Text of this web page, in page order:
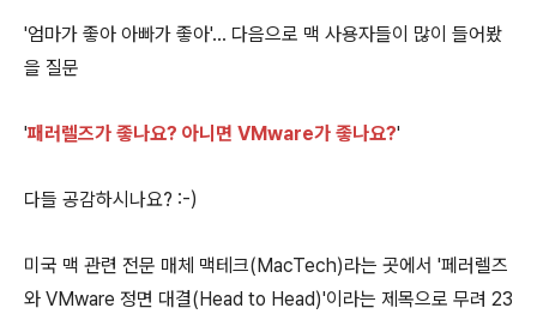
'엄마가 좋아 아빠가 좋아'... 다음으로 맥 사용자들이 많이 들어봤
을 질문
'패러렐즈가 좋나요? 아니면 VMware가 좋나요?'
다들 공감하시나요? :-)
미국 맥 관련 전문 매체 맥테크(MacTech)라는 곳에서 '페러렐즈
와 VMware 정면 대결(Head to Head)'이라는 제목으로 무려 23